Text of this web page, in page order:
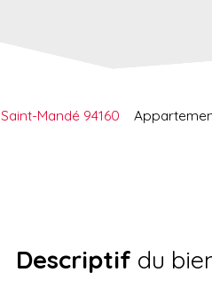
Saint-Mandé 94160
Descriptif du